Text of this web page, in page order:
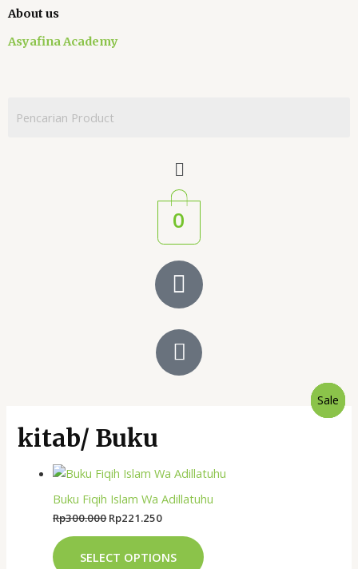
About us
Asyafina Academy
0
kitab/ Buku
Buku Fiqih Islam Wa Adillatuhu
Sale
Rp300.000 Rp221.250
SELECT OPTIONS
Sale
Sale
Sale